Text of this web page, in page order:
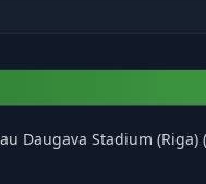
Daugava Stadium